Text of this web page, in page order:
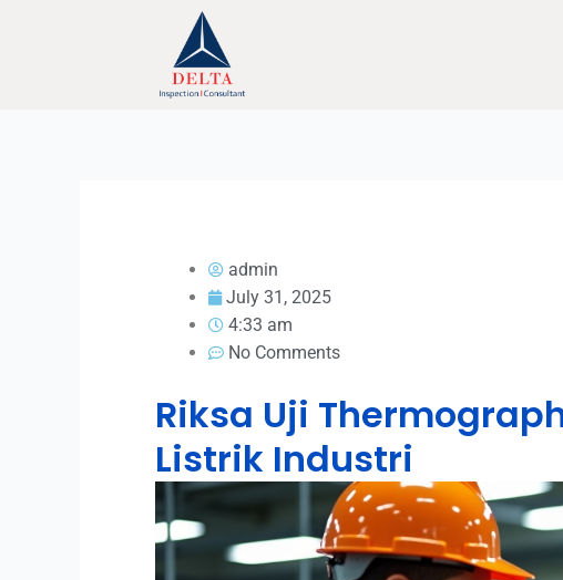
admin
July 31, 2025
4:33 am
No Comments
Riksa Uji
Listrik Industri